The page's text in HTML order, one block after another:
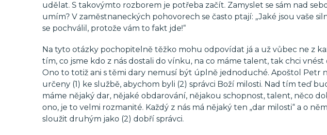
udělat. S takovýmto rozborem je potřeba začít. Zamyslet se sám nad
umím? V zaměstnaneckých pohovorech se často ptají: „Jaké jsou vaše
se pochválil, protože vám to fakt jde!“
Na tyto otázky pochopitelně těžko mohu odpovídat já a už vůbec ne z
tím, co jsme kdo z nás dostali do vínku, na co máme talent, tak chci vnést
Ono to totiž ani s těmi dary nemusí být úplně jednoduché. Apoštol Petr
určeny (1) ke službě, abychom byli (2) správci Boží milosti. Nad tím teď
máme nějaký dar, nějaké obdarování, nějakou schopnost, talent, něco
ono, je to velmi rozmanité. Každý z nás má nějaký ten „dar milosti“ a o
sloužit druhým jako (2) dobří správci.